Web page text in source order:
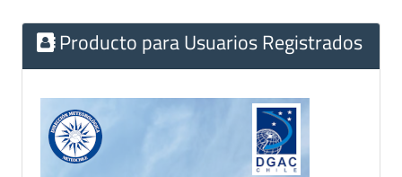
Producto para Usuarios Registrados